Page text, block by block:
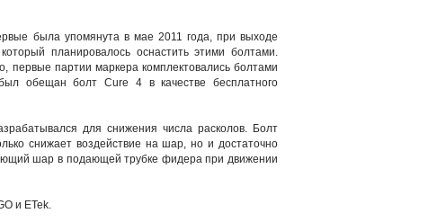
была упомянута в мае 2011 года, при выходе
планировалось оснастить этими болтами.
первые партии маркера комплектовались болтами
обещан болт Cure 4 в качестве бесплатного
для снижения числа расколов. Болт
снижает воздействие на шар, но и достаточно
шар в подающей трубке фидера при движении
и ETek.